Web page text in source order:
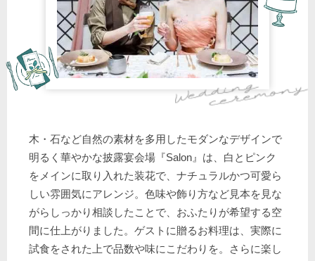
木・石など自然の素材を多用したモダンなデザインで
明るく華やかな披露宴会場『Salon』は、白とピンク
をメインに取り入れた装花で、ナチュラルかつ可愛ら
しい雰囲気にアレンジ。色味や飾り方など見本を見な
がらしっかり相談したことで、おふたりが希望する空
間に仕上がりました。ゲストに贈るお料理は、実際に
試食をされた上で品数や味にこだわりを。さらに楽し